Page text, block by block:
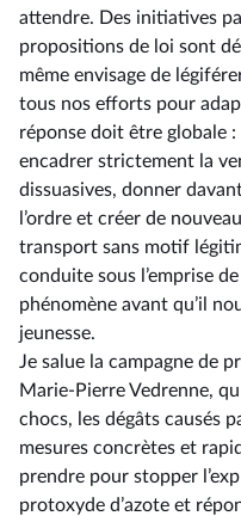
attendre. Des initiatives
propositions de loi sont
même envisage de
tous nos efforts pour
réponse doit être globale
encadrer strictement la
dissuasives, donner
l’ordre et créer de
transport sans motif
conduite sous l’emprise
phénomène avant qu’il
jeunesse.
Je salue la campagne de
Marie-Pierre Vedrenne,
chocs, les dégâts causés
mesures concrètes et
prendre pour stopper
protoxyde d’azote et